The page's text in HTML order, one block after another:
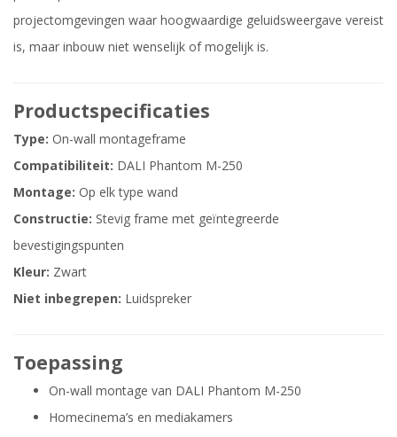
projectomgevingen waar hoogwaardige geluidsweergave vereist
is, maar inbouw niet wenselijk of mogelijk is.
Productspecificaties
Type: On-wall montageframe
Compatibiliteit: DALI Phantom M-250
Montage: Op elk type wand
Constructie: Stevig frame met geïntegreerde
bevestigingspunten
Kleur: Zwart
Niet inbegrepen: Luidspreker
Toepassing
On-wall montage van DALI Phantom M-250
Homecinema’s en mediakamers